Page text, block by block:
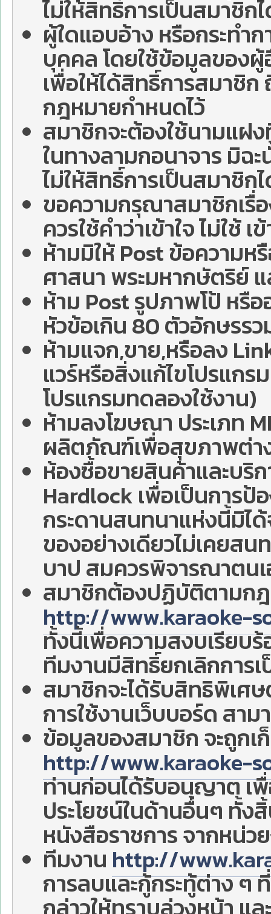
ไม่ให้สิทธิ์การเป็นสมาชิก
ผู้ใดแอบอ้าง หรือกระทำ
บุคคล โดยใช้ข้อมูลของ
เพื่อให้ได้สิทธิ์การสมาชิ
กฎหมายกำหนดไว้
สมาชิกจะต้องใช้นามแฝ
ในทางลามกอนาจาร มิฉ
ไม่ให้สิทธิ์การเป็นสมาชิก
ขอความกรุณาสมาชิกเรื่
ควรใช้คำว่าเข้าใจ ไม่ใช้
ห้ามมิให้ Post ข้อความ
ศาสนา พระมหากษัตริย์ แ
ห้าม Post รูปภาพโป้ หรือ
หัวข้อเกิน 80 ตัวอักษรรว
ห้ามแจก,ขาย,หรือลง
แวร์หรือสิ่งแก้ไขโปรแก
โปรแกรมทดลองใช้งาน)
ห้ามลงโฆษณา ประเภท
ผลิตภัณฑ์เพื่อสุขภาพต่า
ห้องซื้อขายสินค้าและบริ
Hardlock เพื่อเป็นการ
กระดานสนทนาแห่งนี้มิไ
ของอย่างเดียวไม่เคยส
บาป สมควรพิจารณาตน
สมาชิกต้องปฏิบัติตามก
http://www.karaoke-
ทั้งนี้เพื่อความสงบเรียบ
ทีมงานมีสิทธิ์ยกเลิกการ
สมาชิกจะได้รับสิทธิพิเ
การใช้งานเว็บบอร์ด สา
ข้อมูลของสมาชิก จะถูก
http://www.karaoke-
ท่านก่อนได้รับอนุญาต เพื่
ประโยชน์ในด้านอื่นๆ ทั้ง
หนังสือราชการ จากหน่ว
ทีมงาน http://
การลบและกู้กระทู้ต่าง ๆ